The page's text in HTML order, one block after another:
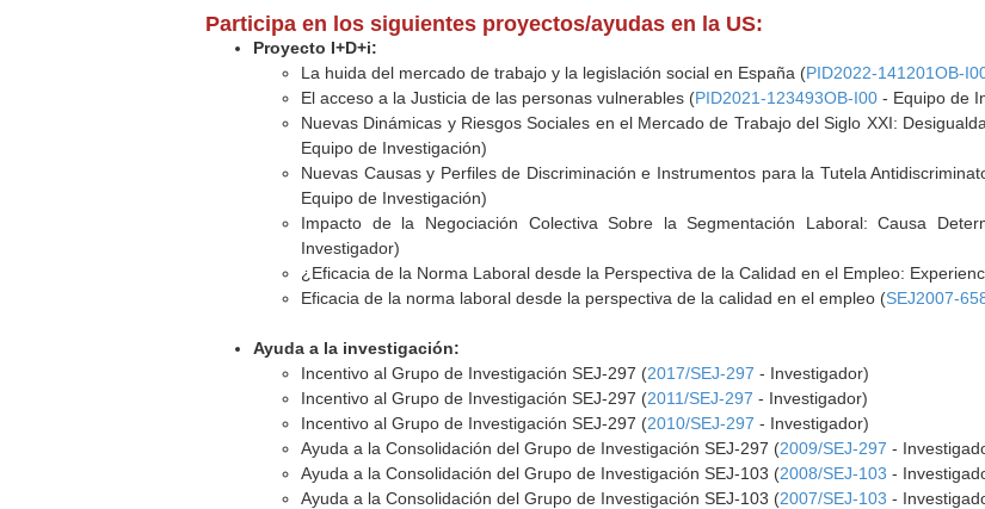
Participa en los siguientes proyectos/ayudas en la US:
Proyecto I+D+i:
La huida del mercado de trabajo y la legislación social en España (PID2022-141201OB-
El acceso a la Justicia de las personas vulnerables (PID2021-123493OB-I00 - Equipo de
Nuevas Dinámicas y Riesgos Sociales en el Mercado de Trabajo del Siglo XXI:
Equipo de Investigación)
Nuevas Causas y Perfiles de Discriminación e Instrumentos para la Tutela
Equipo de Investigación)
Impacto de la Negociación Colectiva Sobre la Segmentación Laboral: Causa
Investigador)
¿Eficacia de la Norma Laboral desde la Perspectiva de la Calidad en el Empleo:
Eficacia de la norma laboral desde la perspectiva de la calidad en el empleo (SEJ2007-
Ayuda a la investigación:
Incentivo al Grupo de Investigación SEJ-297 (2017/SEJ-297 - Investigador)
Incentivo al Grupo de Investigación SEJ-297 (2011/SEJ-297 - Investigador)
Incentivo al Grupo de Investigación SEJ-297 (2010/SEJ-297 - Investigador)
Ayuda a la Consolidación del Grupo de Investigación SEJ-297 (2009/SEJ-297 -
Ayuda a la Consolidación del Grupo de Investigación SEJ-103 (2008/SEJ-103 -
Ayuda a la Consolidación del Grupo de Investigación SEJ-103 (2007/SEJ-103 -